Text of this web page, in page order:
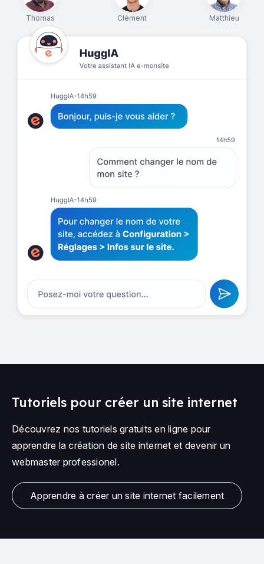
Thomas Clément Matthieu
Tutoriels pour créer un site internet
Découvrez nos tutoriels gratuits en ligne pour
apprendre la création de site internet et devenir un
webmaster professionel.
Apprendre à créer un site internet facilement